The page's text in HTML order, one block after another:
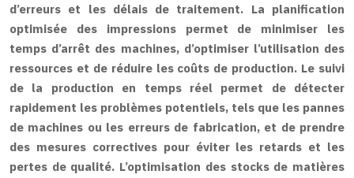
d’erreurs et les délais de traitement. La planification
optimisée des impressions permet de minimiser les
temps d’arrêt des machines, d’optimiser l’utilisation des
ressources et de réduire les coûts de production. Le suivi
de la production en temps réel permet de détecter
rapidement les problèmes potentiels, tels que les pannes
de machines ou les erreurs de fabrication, et de prendre
des mesures correctives pour éviter les retards et les
pertes de qualité. L’optimisation des stocks de matières